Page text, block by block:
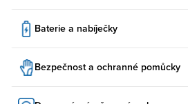
Baterie a nabíječky
Bezpečnost a ochranné pomůcky